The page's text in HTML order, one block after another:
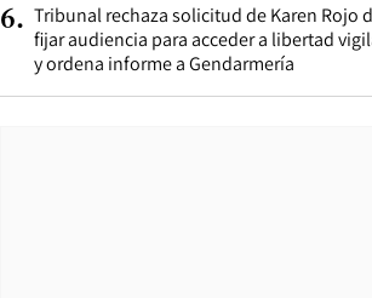
6. Tribunal rechaza solicitud de Karen Rojo
fijar audiencia para acceder a libertad
y ordena informe a Gendarmería